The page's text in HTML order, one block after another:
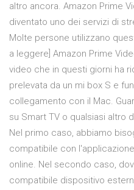
altro ancora. Amazon Prime
diventato uno dei servizi di
Molte persone utilizzano
a leggere] Amazon Prime
video che in questi giorni ha
prelevata da un mi box S e
collegamento con il Mac.
su Smart TV o qualsiasi altro
Nel primo caso, abbiamo
compatibile con
online. Nel secondo caso,
compatibile dispositivo